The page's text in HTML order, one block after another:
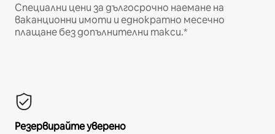
Специални цени за дългосрочно наемане на
ваканционни имоти и еднократно месечно
плащане без допълнителни такси.*
Резервирайте уверено